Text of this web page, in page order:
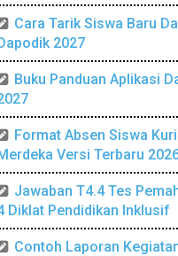
Cara Tarik Siswa Baru
2027
Buku Panduan Aplikasi
Format Absen Siswa
Versi Terbaru
Jawaban T4.4 Tes
Diklat Pendidikan Inklusif
Contoh Laporan